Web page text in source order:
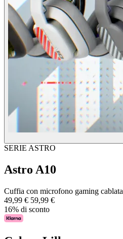
SERIE ASTRO
Astro A10
Cuffia con microfono gaming cablata
49,99 € 59,99 €
16% di sconto